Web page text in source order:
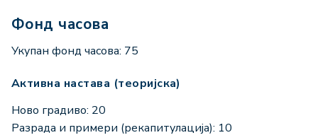
Фонд часова
Укупан фонд часова: 75
Активна настава (теоријска)
Ново градиво: 20
Разрада и примери (рекапитулација): 10